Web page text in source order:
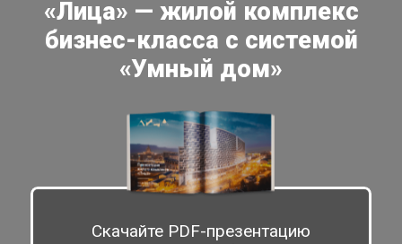
«Лица» — жилой комплекс
бизнес-класса с системой
«Умный дом»
Скачайте PDF-презентацию